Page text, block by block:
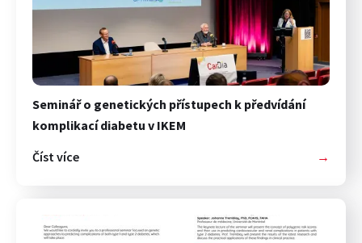
Seminář o genetických přístupech k předvídání
komplikací diabetu v IKEM
Číst více
→